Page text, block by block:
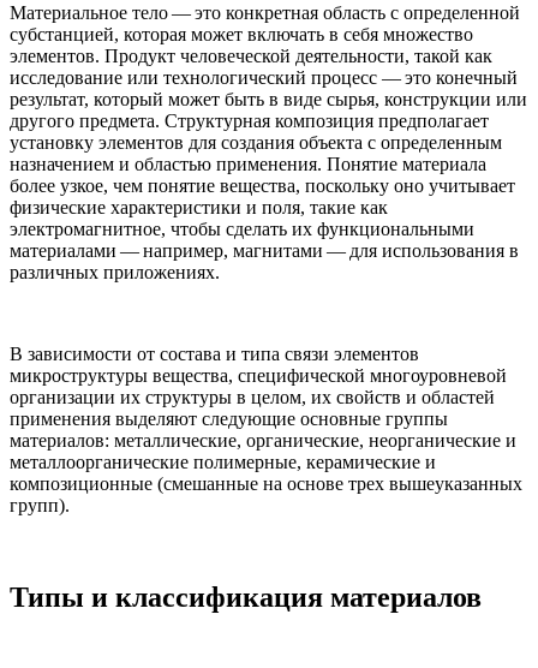
Материальное тело — это конкретная область с определенной
субстанцией, которая может включать в себя множество
элементов. Продукт человеческой деятельности, такой как
исследование или технологический процесс — это конечный
результат, который может быть в виде сырья, конструкции или
другого предмета. Структурная композиция предполагает
установку элементов для создания объекта с определенным
назначением и областью применения. Понятие материала
более узкое, чем понятие вещества, поскольку оно учитывает
физические характеристики и поля, такие как
электромагнитное, чтобы сделать их функциональными
материалами — например, магнитами — для использования в
различных приложениях.
В зависимости от состава и типа связи элементов
микроструктуры вещества, специфической многоуровневой
организации их структуры в целом, их свойств и областей
применения выделяют следующие основные группы
материалов: металлические, органические, неорганические и
металлоорганические полимерные, керамические и
композиционные (смешанные на основе трех вышеуказанных
групп).
Типы и классификация материалов